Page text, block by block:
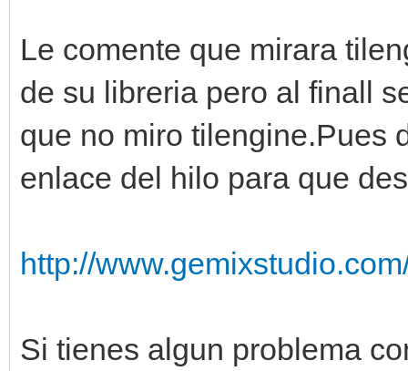
Le comente que mirara
de su libreria pero al finall
que no miro tilengine.Pues
enlace del hilo para que
http://
Si tienes algun problema